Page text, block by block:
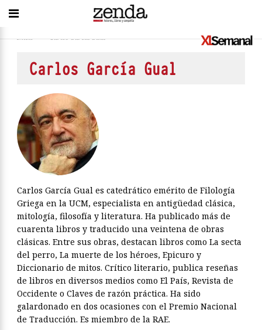
Inicio > Carlos García Gual
Carlos García Gual
Carlos García Gual es catedrático emérito de Filología
Griega en la UCM, especialista en antigüedad clásica,
mitología, filosofía y literatura. Ha publicado más de
cuarenta libros y traducido una veintena de obras
clásicas. Entre sus obras, destacan libros como La secta
del perro, La muerte de los héroes, Epicuro y
Diccionario de mitos. Crítico literario, publica reseñas
de libros en diversos medios como El País, Revista de
Occidente o Claves de razón práctica. Ha sido
galardonado en dos ocasiones con el Premio Nacional
de Traducción. Es miembro de la RAE.